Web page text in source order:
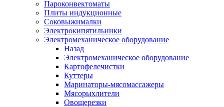
Пароконвектоматы
Плиты индукционные
Соковыжималки
Электрокипятильники
Электромеханическое оборудование
Назад
Электромеханическое оборудование
Картофелечистки
Куттеры
Маринаторы-мясомассажеры
Мясорыхлители
Овощерезки